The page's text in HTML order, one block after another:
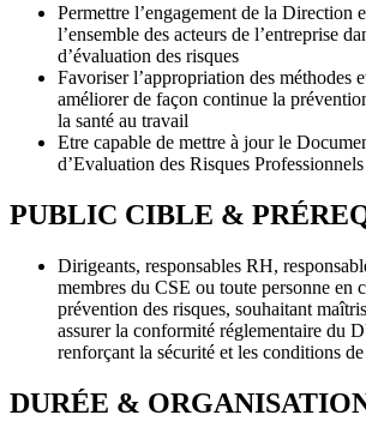
Permettre l’engagement de la Direction
l’ensemble des acteurs de l’entreprise
d’évaluation des risques
Favoriser l’appropriation des méthodes
améliorer de façon continue la
la santé au travail
Etre capable de mettre à jour le
d’Evaluation des Risques Professionnels
PUBLIC CIBLE &
Dirigeants, responsables RH,
membres du CSE ou toute personne en
prévention des risques, souhaitant
assurer la conformité réglementaire du
renforçant la sécurité et les conditions
DURÉE &